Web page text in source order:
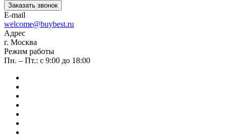
Заказать звонок
E-mail
welcome@buybest.ru
Адрес
г. Москва
Режим работы
Пн. – Пт.: с 9:00 до 18:00